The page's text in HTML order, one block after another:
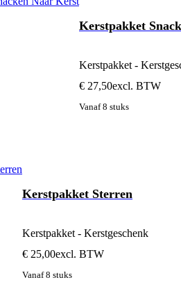
Kerstpakket
Kerstpakket -
€ 27,50excl. BTW
Vanaf 8 stuks
Kerstpakket Sterren
Kerstpakket - Kerstgeschenk
€ 25,00excl. BTW
Vanaf 8 stuks